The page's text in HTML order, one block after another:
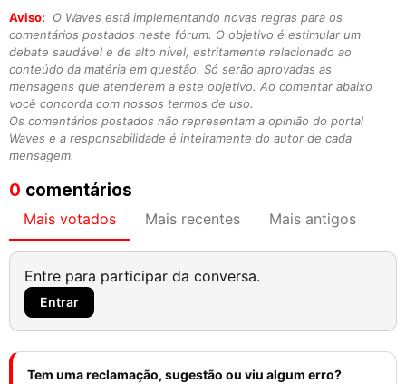
Aviso:
O Waves está implementando novas regras para os
comentários postados neste fórum. O objetivo é estimular um
debate saudável e de alto nível, estritamente relacionado ao
conteúdo da matéria em questão. Só serão aprovadas as
mensagens que atenderem a este objetivo. Ao comentar abaixo
você concorda com nossos termos de uso.
Os comentários postados não representam a opinião do portal
Waves e a responsabilidade é inteiramente do autor de cada
mensagem.
0 comentários
Mais votados Mais recentes Mais antigos
Entre para participar da conversa.
Entrar
Tem uma reclamação, sugestão ou viu algum erro?